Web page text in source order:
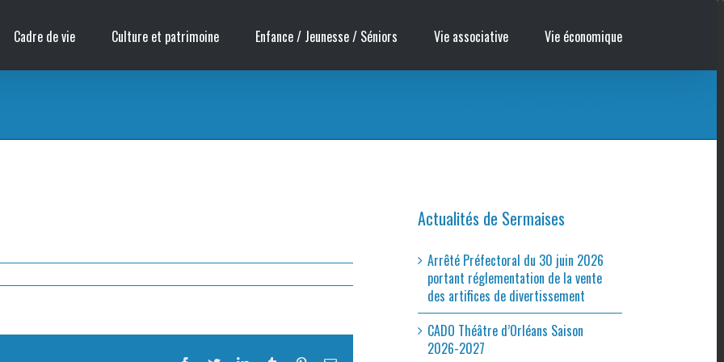
Cadre de vie Culture et patrimoine Enfance / Jeunesse / Séniors Vie associative Vie économique
Actualités de Sermaises
Arrêté Préfectoral du 30 juin 2026
portant réglementation de la vente
des artifices de divertissement
CADO Théâtre d’Orléans Saison
2026-2027